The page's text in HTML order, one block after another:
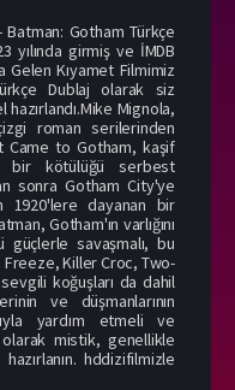
Batman: Gotham Türkçe
yılında girmiş ve İMDB
Gelen Kıyamet Filmimiz
Dublaj olarak siz
Mignola,
roman serilerinden
Came to Gotham, kaşif
bir kötülüğü serbest
sonra Gotham City'ye
1920'lere dayanan bir
Gotham'ın varlığını
savaşmalı, bu
Freeze, Killer Croc, Two-
koğuşları da dahil
ve düşmanlarının
yardım etmeli ve
mistik, genellikle
hddizifilmizle